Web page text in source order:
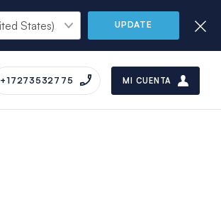
UPDATE
+17273532775 MI CUENTA